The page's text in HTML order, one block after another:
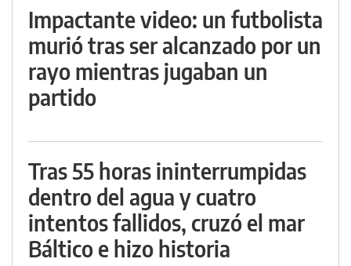
Impactante video: un futbolista
murió tras ser alcanzado por un
rayo mientras jugaban un
partido
Tras 55 horas ininterrumpidas
dentro del agua y cuatro
intentos fallidos, cruzó el mar
Báltico e hizo historia